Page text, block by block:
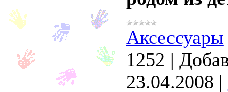
Аксессуары
1252 |
23.04.2008 |